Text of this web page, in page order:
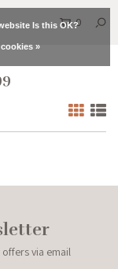
0
via email
Is this OK?
»